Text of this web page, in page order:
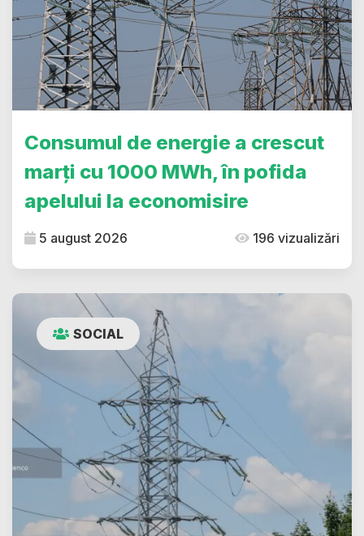
Consumul de energie a crescut
marți cu 1000 MWh, în pofida
apelului la economisire
5 august 2026 196 vizualizări
SOCIAL